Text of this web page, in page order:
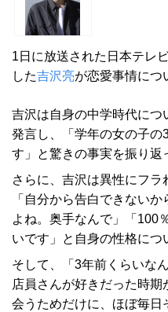
1日に放送された日本テレ
した吉沢亮が恋愛事情につ
吉沢は自身の中学時代につ
発言し、「学年の女の子の
す」と驚きの事実を振り返
さらに、吉沢は異性にフラ
「自分から告白できない
よね。奥手なんで」「100
いです」と自身の性格につ
そして、「3年前くらいな
店員さんが好きだった時
会うためだけに、ほぼ毎日